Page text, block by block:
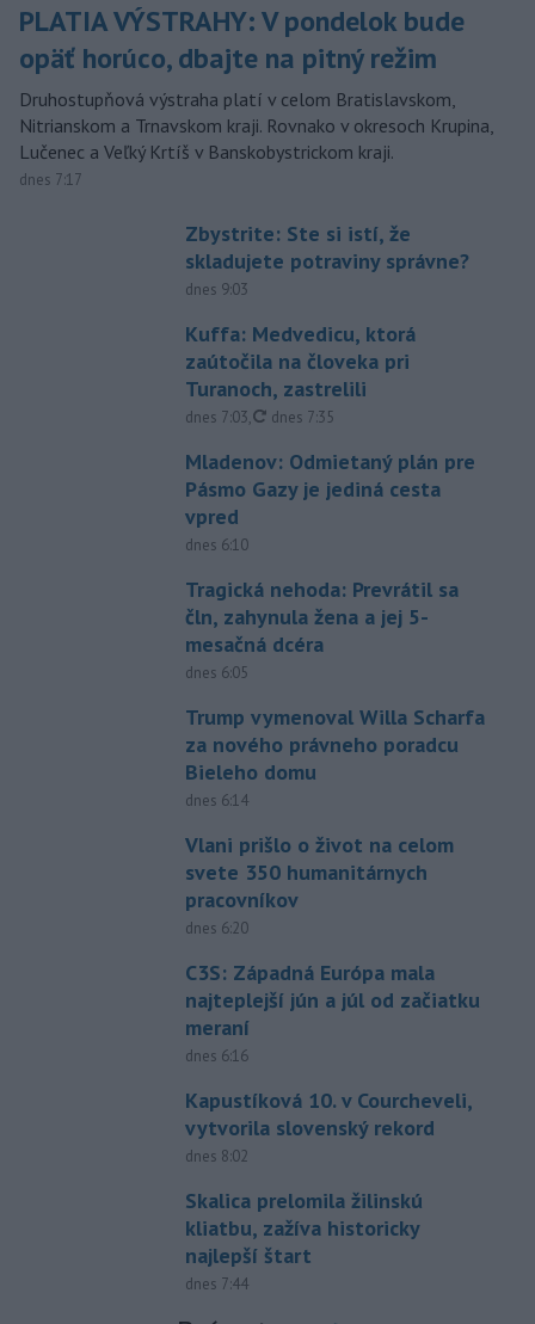
PLATIA VÝSTRAHY: V pondelok bude
opäť horúco, dbajte na pitný režim
Druhostupňová výstraha platí v celom Bratislavskom,
Nitrianskom a Trnavskom kraji. Rovnako v okresoch Krupina,
Lučenec a Veľký Krtíš v Banskobystrickom kraji.
dnes 7:17
Zbystrite: Ste si istí, že
skladujete potraviny správne?
dnes 9:03
Kuffa: Medvedicu, ktorá
zaútočila na človeka pri
Turanoch, zastrelili
dnes 7:03, aktualizované
dnes 7:35
Mladenov: Odmietaný plán pre
Pásmo Gazy je jediná cesta
vpred
dnes 6:10
Tragická nehoda: Prevrátil sa
čln, zahynula žena a jej 5-
mesačná dcéra
dnes 6:05
Trump vymenoval Willa Scharfa
za nového právneho poradcu
Bieleho domu
dnes 6:14
Vlani prišlo o život na celom
svete 350 humanitárnych
pracovníkov
dnes 6:20
C3S: Západná Európa mala
najteplejší jún a júl od začiatku
meraní
dnes 6:16
Kapustíková 10. v Courcheveli,
vytvorila slovenský rekord
dnes 8:02
Skalica prelomila žilinskú
kliatbu, zažíva historicky
najlepší štart
dnes 7:44